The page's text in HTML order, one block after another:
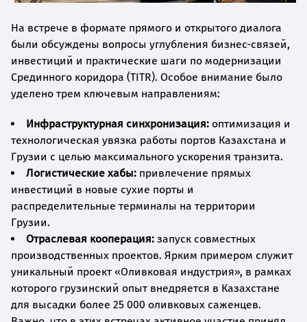
На встрече в формате прямого и открытого диалога
были обсуждены вопросы углубления бизнес-связей,
инвестиций и практические шаги по модернизации
Срединного коридора (TITR). Особое внимание было
уделено трем ключевым направлениям:
Инфраструктурная синхронизация: оптимизация и
технологическая увязка работы портов Казахстана и
Грузии с целью максимального ускорения транзита.
Логистические хабы: привлечение прямых
инвестиций в новые сухие порты и
распределительные терминалы на территории
Грузии.
Отраслевая кооперация: запуск совместных
производственных проектов. Ярким примером служит
уникальный проект «Оливковая индустрия», в рамках
которого грузинский опыт внедряется в Казахстане
для высадки более 25 000 оливковых саженцев.